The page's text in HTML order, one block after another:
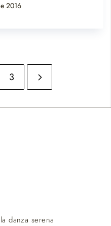
2016
3
danza serena